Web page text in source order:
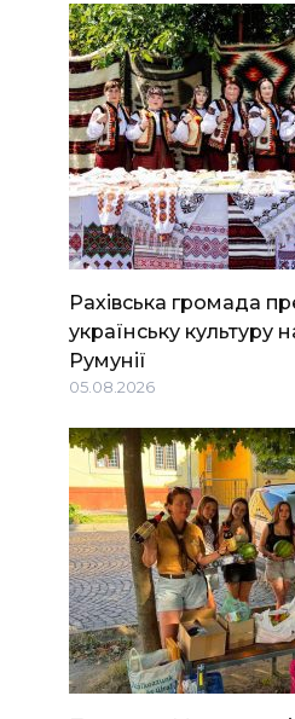
Рахівська громада
українську культуру
Румунії
05.08.2026